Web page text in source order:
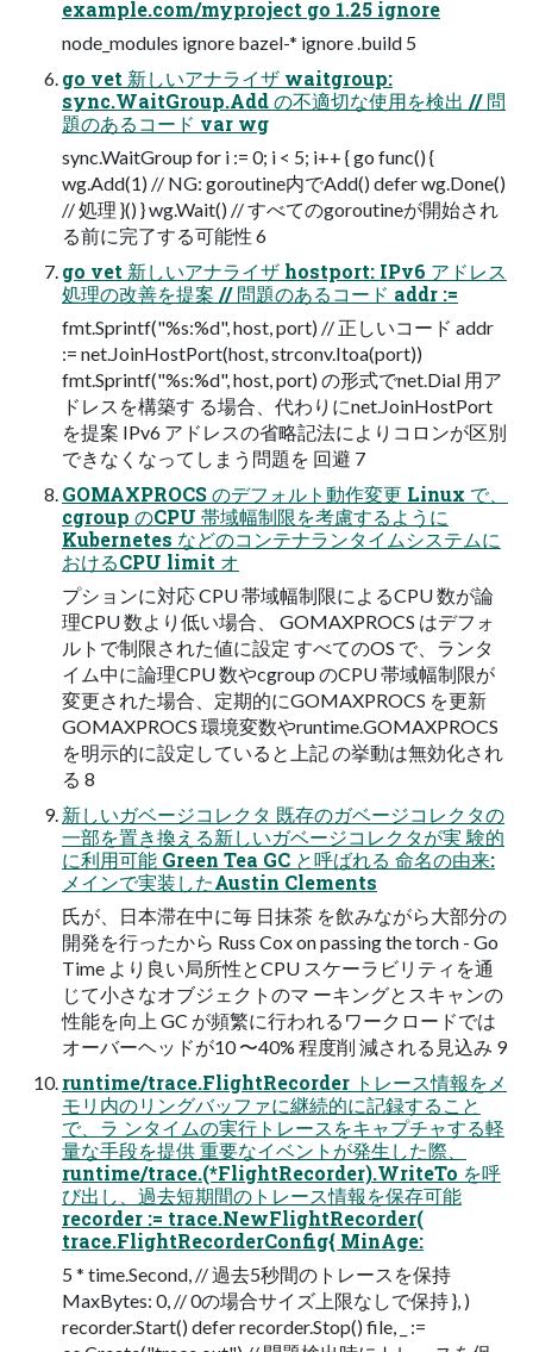
example.com/myproject go 1.25 ignore
node_modules ignore bazel-* ignore .build 5
go vet 新しいアナライザ waitgroup:
sync.WaitGroup.Add の不適切な使用を検出 // 問
題のあるコード var wg
sync.WaitGroup for i := 0; i < 5; i++ { go func() {
wg.Add(1) // NG: goroutine内でAdd() defer wg.Done()
// 処理 }() } wg.Wait() // すべてのgoroutineが開始され
る前に完了する可能性 6
go vet 新しいアナライザ hostport: IPv6 アドレス
処理の改善を提案 // 問題のあるコード addr :=
fmt.Sprintf("%s:%d", host, port) // 正しいコード addr
:= net.JoinHostPort(host, strconv.Itoa(port))
fmt.Sprintf("%s:%d", host, port) の形式でnet.Dial 用ア
ドレスを構築す る場合、代わりにnet.JoinHostPort
を提案 IPv6 アドレスの省略記法によりコロンが区別
できなくなってしまう問題を 回避 7
GOMAXPROCS のデフォルト動作変更 Linux で、
cgroup のCPU 帯域幅制限を考慮するように
Kubernetes などのコンテナランタイムシステムに
おけるCPU limit オ
プションに対応 CPU 帯域幅制限によるCPU 数が論
理CPU 数より低い場合、 GOMAXPROCS はデフォ
ルトで制限された値に設定 すべてのOS で、ランタ
イム中に論理CPU 数やcgroup のCPU 帯域幅制限が
変更された場合、定期的にGOMAXPROCS を更新
GOMAXPROCS 環境変数やruntime.GOMAXPROCS
を明示的に設定していると上記 の挙動は無効化され
る 8
新しいガベージコレクタ 既存のガベージコレクタの
一部を置き換える新しいガベージコレクタが実 験的
に利用可能 Green Tea GC と呼ばれる 命名の由来:
メインで実装したAustin Clements
氏が、日本滞在中に毎 日抹茶 を飲みながら大部分の
開発を行ったから Russ Cox on passing the torch - Go
Time より良い局所性とCPU スケーラビリティを通
じて小さなオブジェクトのマ ーキングとスキャンの
性能を向上 GC が頻繁に行われるワークロードでは
オーバーヘッドが10 〜40% 程度削 減される見込み 9
runtime/trace.FlightRecorder トレース情報をメ
モリ内のリングバッファに継続的に記録すること
で、ラ ンタイムの実行トレースをキャプチャする軽
量な手段を提供 重要なイベントが発生した際、
runtime/trace.(*FlightRecorder).WriteTo を呼
び出し、過去短期間のトレース情報を保存可能
recorder := trace.NewFlightRecorder(
trace.FlightRecorderConfig{ MinAge:
5 * time.Second, // 過去5秒間のトレースを保持
MaxBytes: 0, // 0の場合サイズ上限なしで保持 }, )
recorder.Start() defer recorder.Stop() file, _ :=